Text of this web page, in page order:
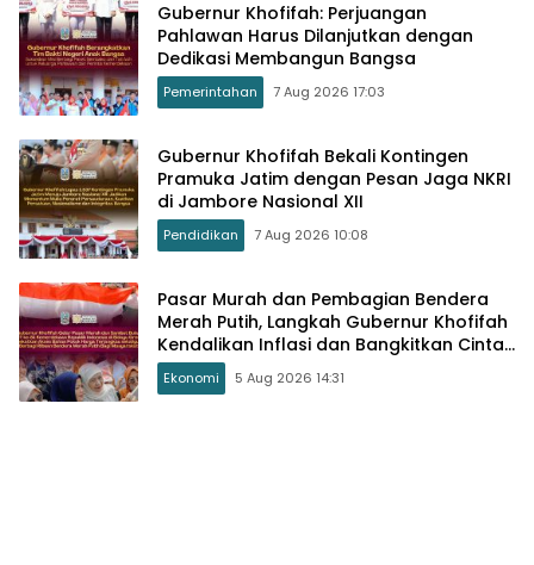
Gubernur Khofifah: Perjuangan
Pahlawan Harus Dilanjutkan dengan
Dedikasi Membangun Bangsa
Pemerintahan 7 Aug 2026 17:03
Gubernur Khofifah Bekali Kontingen
Pramuka Jatim dengan Pesan Jaga NKRI
di Jambore Nasional XII
Pendidikan 7 Aug 2026 10:08
Pasar Murah dan Pembagian Bendera
Merah Putih, Langkah Gubernur Khofifah
Kendalikan Inflasi dan Bangkitkan Cinta
Tanah Air
Ekonomi 5 Aug 2026 14:31